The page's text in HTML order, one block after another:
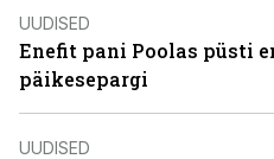
UUDISED
Enefit pani Poolas püsti
päikesepargi
UUDISED